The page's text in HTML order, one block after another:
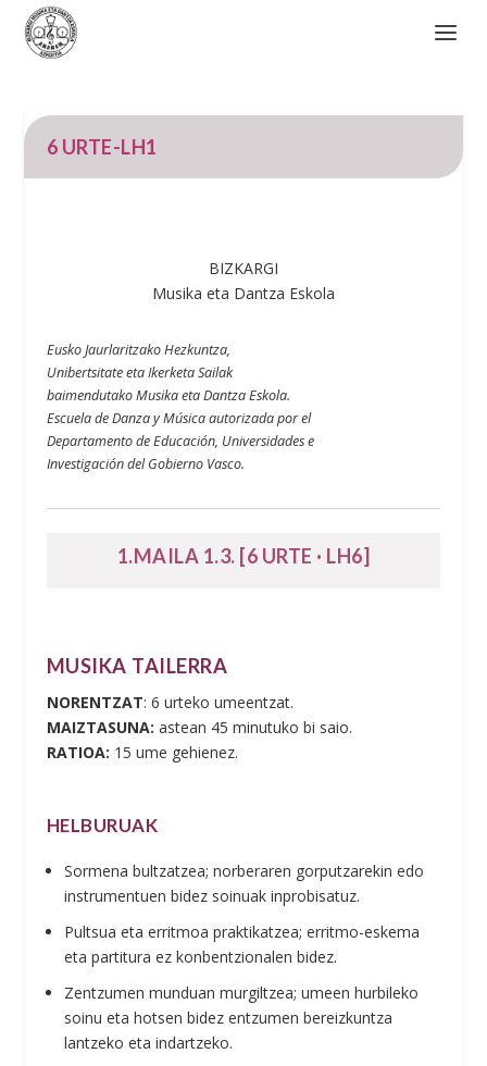
6 URTE-LH1
BIZKARGI
Musika eta Dantza Eskola
Eusko Jaurlaritzako Hezkuntza,
Unibertsitate eta Ikerketa Sailak
baimendutako Musika eta Dantza Eskola.
Escuela de Danza y Música autorizada por el
Departamento de Educación, Universidades e
Investigación del Gobierno Vasco.
1.MAILA 1.3. [6 URTE · LH6]
MUSIKA TAILERRA
NORENTZAT: 6 urteko umeentzat.
MAIZTASUNA: astean 45 minutuko bi saio.
RATIOA: 15 ume gehienez.
HELBURUAK
Sormena bultzatzea; norberaren gorputzarekin edo
instrumentuen bidez soinuak inprobisatuz.
Pultsua eta erritmoa praktikatzea; erritmo-eskema
eta partitura ez konbentzionalen bidez.
Zentzumen munduan murgiltzea; umeen hurbileko
soinu eta hotsen bidez entzumen bereizkuntza
lantzeko eta indartzeko.